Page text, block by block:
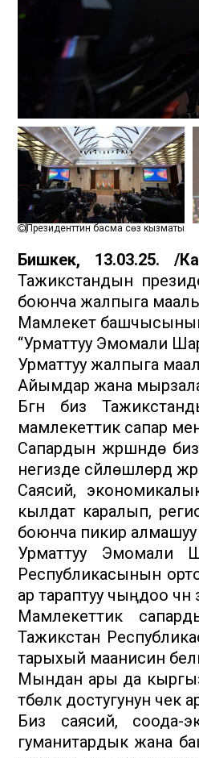
Президенттин басма сөз кызматы
Бишкек, 13.03.25. /
Тажикстандын
боюнча жалпыга
Мамлекет башчысынын
“Урматтуу Эмомали
Урматтуу жалпыга
Айымдар жана
Бүгүн биз
мамлекеттик сапар
Сапардын жүрүшүндө
негизде сүйлөшүүлөрдү
Саясий,
кылдат каралып,
боюнча пикир алмашуу
Урматтуу Эмомали
Республикасынын
ар тараптуу чыңдоо үчүн
Мамлекеттик
Тажикстан
тарыхый маанисин
Мындан ары да
түбөлүк достугунун
Биз саясий, соода-
гуманитардык жана